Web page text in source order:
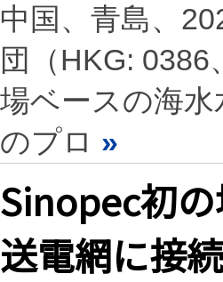
中国、青島、
団（HKG:
場ベースの海
のプロ »
Sinopec初
送電網に接続